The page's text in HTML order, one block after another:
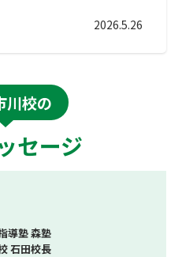
2026.5.26
川校の
セージ
導塾 森塾
石田校長